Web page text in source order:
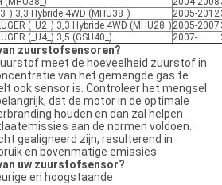
3,3 Hybride 4WD (MHU38_)
2005-2012
(_U2_) 3,3 Hybride 4WD (MHU28_) 2005-2007
(_U4_) 3,5 (GSU40_)
2007-
zuurstofsensoren?
meet de hoeveelheid zuurstof in
van het gemengde gas te
ook sensor is. Controleer het mengsel
dat de motor in de optimale
houden en dan zal helpen
aan de normen voldoen.
gealigneerd zijn, resulterend in
en bovenmatige emissies.
uw zuurstofsensor?
en hoogstaande